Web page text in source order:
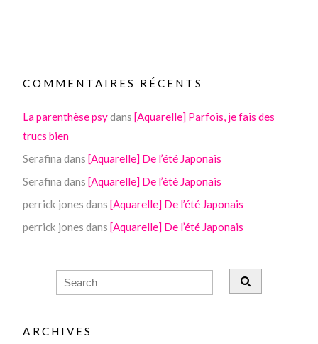
COMMENTAIRES RÉCENTS
La parenthèse psydans[Aquarelle] Parfois, je fais des
trucs bien
Serafina dans[Aquarelle] De l’été Japonais
Serafina dans[Aquarelle] De l’été Japonais
perrick jones dans[Aquarelle] De l’été Japonais
perrick jones dans[Aquarelle] De l’été Japonais
ARCHIVES